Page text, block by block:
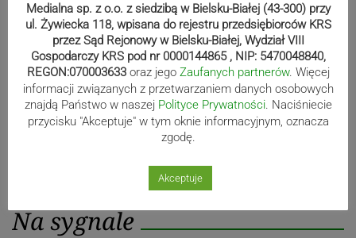
Na sygnale
Medialna sp. z o.o. z siedzibą w Bielsku-Białej (43-300) przy
ul. Żywiecka 118, wpisana do rejestru przedsiębiorców KRS
przez Sąd Rejonowy w Bielsku-Białej, Wydział VIII
Gospodarczy KRS pod nr 0000144865 , NIP: 5470048840,
REGON:070003633 oraz jego Zaufanych partnerów. Więcej
informacji związanych z przetwarzaniem danych osobowych
znajdą Państwo w naszej Polityce Prywatności. Naciśniecie
przycisku "Akceptuje" w tym oknie informacyjnym, oznacza
zgodę.
Akceptuje